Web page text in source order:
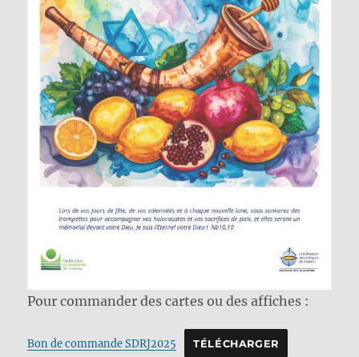
Pour commander des cartes ou des affiches :
Bon de commande SDRJ2025 TÉLÉCHARGER